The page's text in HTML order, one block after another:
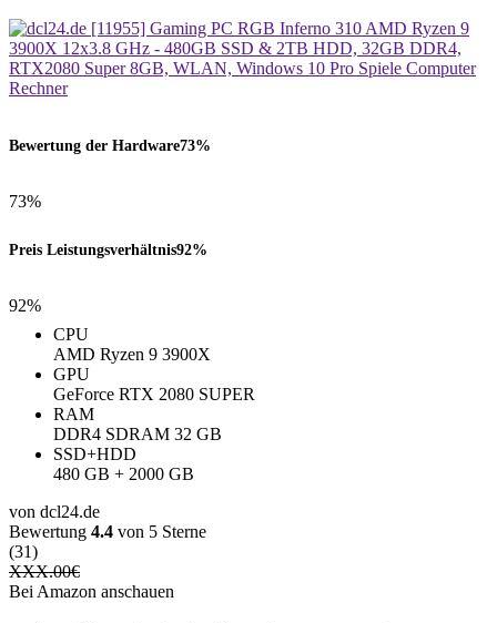
Bewertung der Hardware73%
73%
Preis Leistungsverhältnis92%
92%
CPU
AMD Ryzen 9 3900X
GPU
GeForce RTX 2080 SUPER
RAM
DDR4 SDRAM 32 GB
SSD+HDD
480 GB + 2000 GB
von dcl24.de
Bewertung 4.4 von 5 Sterne
(31)
XXX.00€
Bei Amazon anschauen